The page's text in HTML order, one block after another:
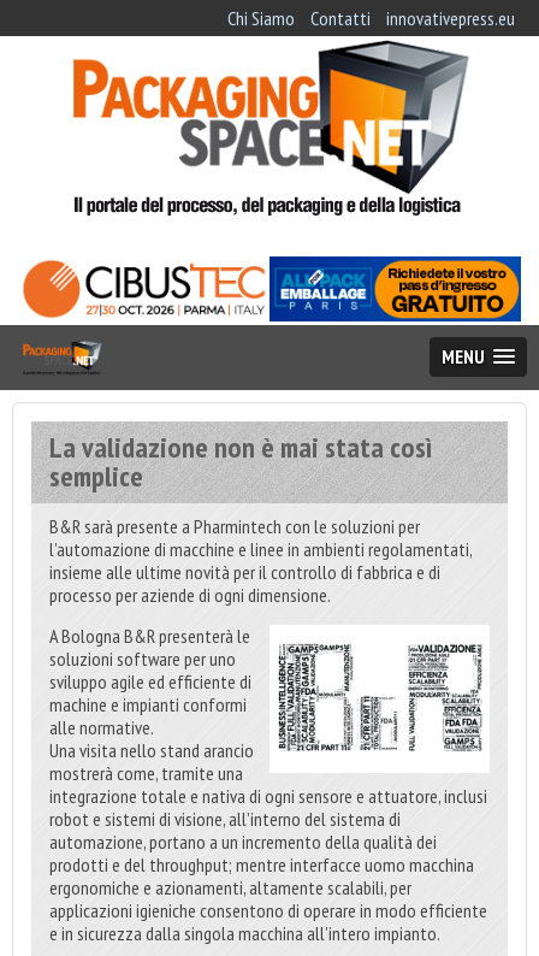
Chi Siamo Contatti innovativepress.eu
MENU
La validazione non è mai stata così
semplice
B&R sarà presente a Pharmintech con le soluzioni per
l’automazione di macchine e linee in ambienti regolamentati,
insieme alle ultime novità per il controllo di fabbrica e di
processo per aziende di ogni dimensione.
A Bologna B&R presenterà le
soluzioni software per uno
sviluppo agile ed efficiente di
machine e impianti conformi
alle normative.
Una visita nello stand arancio
mostrerà come, tramite una
integrazione totale e nativa di ogni sensore e attuatore, inclusi
robot e sistemi di visione, all’interno del sistema di
automazione, portano a un incremento della qualità dei
prodotti e del throughput; mentre interfacce uomo macchina
ergonomiche e azionamenti, altamente scalabili, per
applicazioni igieniche consentono di operare in modo efficiente
e in sicurezza dalla singola macchina all’intero impianto.